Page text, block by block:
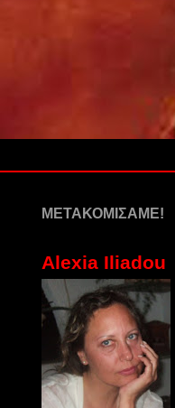
ΜΕΤΑΚΟΜΙΣΑΜΕ!
Alexia Iliadou